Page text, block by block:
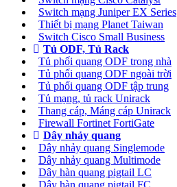
Switch mạng Juniper EX Series
Thiết bị mạng Planet Taiwan
Switch Cisco Small Business
Tủ ODF, Tủ Rack
Tủ phối quang ODF trong nhà
Tủ phối quang ODF ngoài trời
Tủ phối quang ODF tập trung
Tủ mạng, tủ rack Unirack
Thang cáp, Máng cáp Unirack
Firewall Fortinet FortiGate
Dây nhảy quang
Dây nhảy quang Singlemode
Dây nhảy quang Multimode
Dây hàn quang pigtail LC
Dây hàn quang pigtail FC